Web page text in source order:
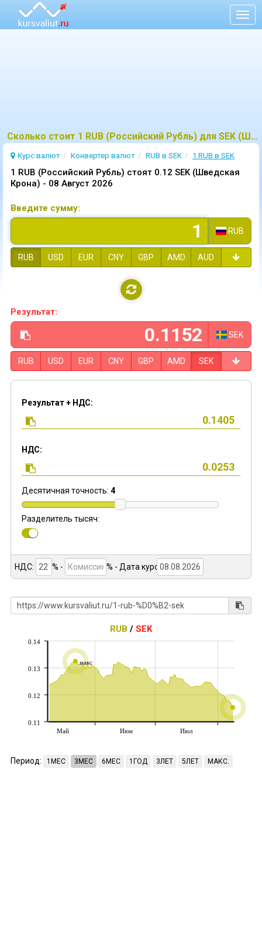
Сколько стоит 1 RUB (Российский Рубль) для SEK (Шведская Крона)?
Курс валют Конвертер валют RUB в SEK 1 RUB в SEK
1 RUB (Российский Рубль) стоят 0.12 SEK (Шведская
Крона) - 08 Август 2026
Введите сумму:
RUB
RUB USD EUR CNY GBP AMD AUD
Результат:
SEK
RUB USD EUR CNY GBP AMD SEK
Результат + НДС:
НДС:
Десятичная точность: 4
Разделитель тысяч:
НДС: % - % - Дата курса:
RUB / SEK
макс
Май Июн Июл
0.11
0.12
0.13
0.14
Период: 1МЕС 3МЕС 6МЕС 1ГОД 3ЛЕТ 5ЛЕТ МАКС.